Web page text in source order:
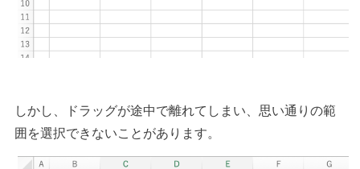
しかし、ドラッグが途中で離れてしまい、思い通りの範
囲を選択できないことがあります。